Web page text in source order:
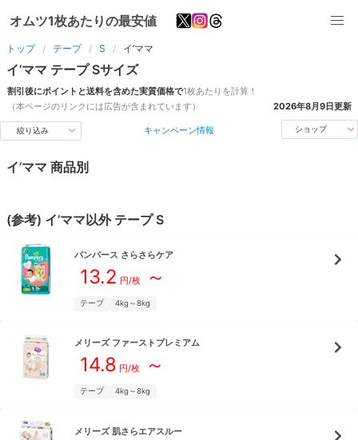
オムツ1枚あたりの最安値
トップ テープ S イ’ママ
イ’ママ テープ Sサイズ
割引後にポイントと送料を含めた実質価格で1枚あたりを計算！
（本ページのリンクには広告が含まれています）
2026年8月9日更新
絞り込み キャンペーン情報 ショップ
イ’ママ 商品別
(参考) イ’ママ以外 テープ S
パンパース さらさらケア
13.2 円/枚～
テープ 4kg～8kg
メリーズ ファーストプレミアム
14.8 円/枚～
テープ 4kg～8kg
メリーズ 肌さらエアスルー